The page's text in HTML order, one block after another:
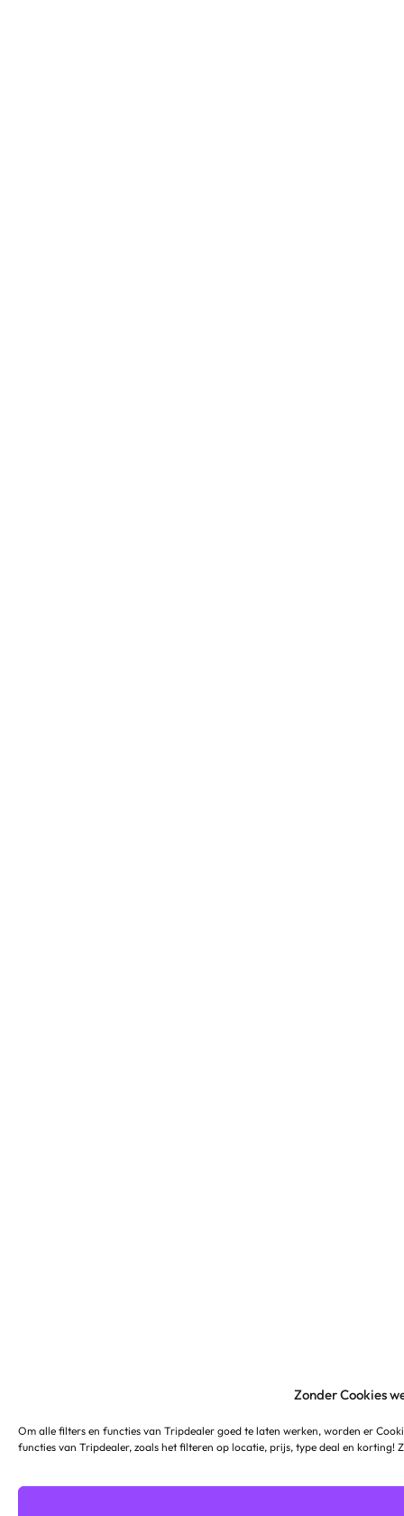
Zonder Cookies
Om alle filters en functies van Tripdealer goed te laten werken, worden er
functies van Tripdealer, zoals het filteren op locatie, prijs, type deal en